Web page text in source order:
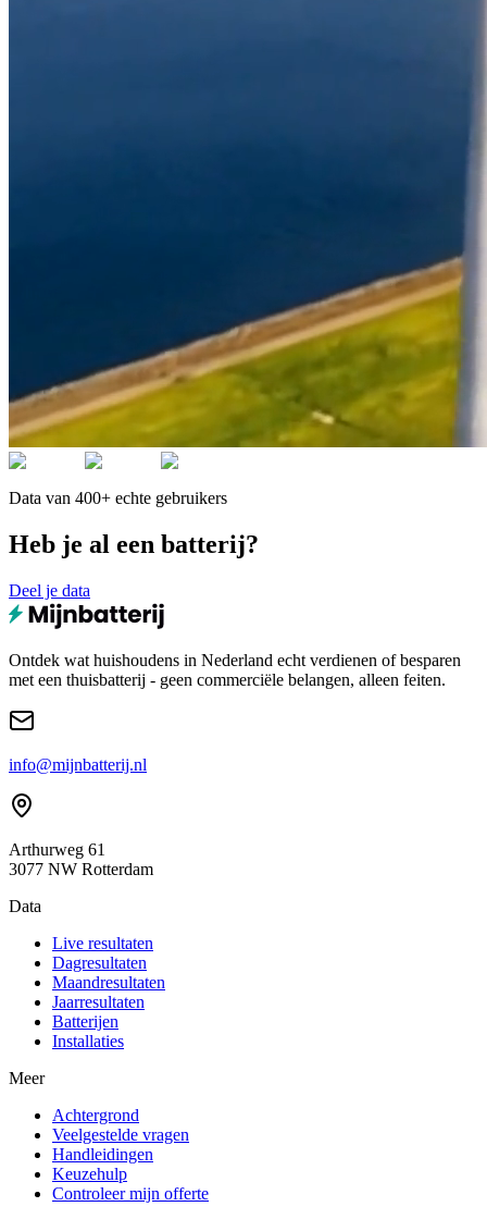
Data van 400+ echte gebruikers
Heb je al een batterij?
Deel je data
Ontdek wat huishoudens in Nederland echt verdienen of besparen
met een thuisbatterij - geen commerciële belangen, alleen feiten.
info@mijnbatterij.nl
Arthurweg 61
3077 NW Rotterdam
Data
Live resultaten
Dagresultaten
Maandresultaten
Jaarresultaten
Batterijen
Installaties
Meer
Achtergrond
Veelgestelde vragen
Handleidingen
Keuzehulp
Controleer mijn offerte